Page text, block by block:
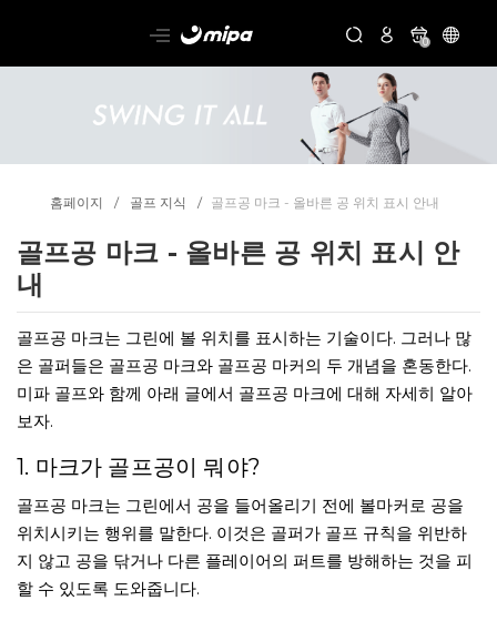
0
홈페이지 골프 지식 골프공 마크 - 올바른 공 위치 표시 안내
골프공 마크 - 올바른 공 위치 표시 안
내
골프공 마크는 그린에 볼 위치를 표시하는 기술이다. 그러나 많
은 골퍼들은 골프공 마크와 골프공 마커의 두 개념을 혼동한다.
미파 골프와 함께 아래 글에서 골프공 마크에 대해 자세히 알아
보자.
1. 마크가 골프공이 뭐야?
골프공 마크는 그린에서 공을 들어올리기 전에 볼마커로 공을
위치시키는 행위를 말한다. 이것은 골퍼가 골프 규칙을 위반하
지 않고 공을 닦거나 다른 플레이어의 퍼트를 방해하는 것을 피
할 수 있도록 도와줍니다.